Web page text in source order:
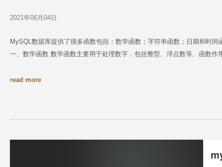
2021年06月04日
MySQL数据库提供了很多函数包括：数学函数；字符串函数；日期和时
一、数学函数 数学函数主要用于处理数字，包括整型、浮点数等。函数作
read more